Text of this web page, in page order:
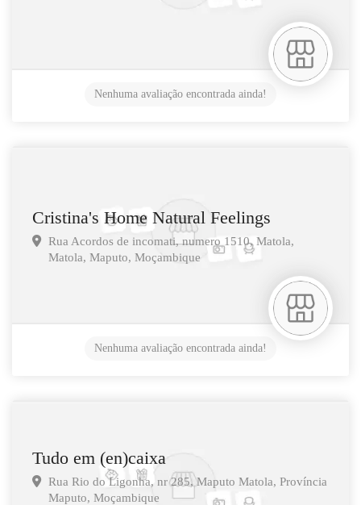
Nenhuma avaliação encontrada ainda!
Cristina's Home Natural Feelings
Rua Acordos de incomati, numero 1510, Matola,
Matola, Maputo, Moçambique
Nenhuma avaliação encontrada ainda!
Tudo em (en)caixa
Rua Rio do Ligonha, nr 285, Maputo Matola, Província
Maputo, Moçambique